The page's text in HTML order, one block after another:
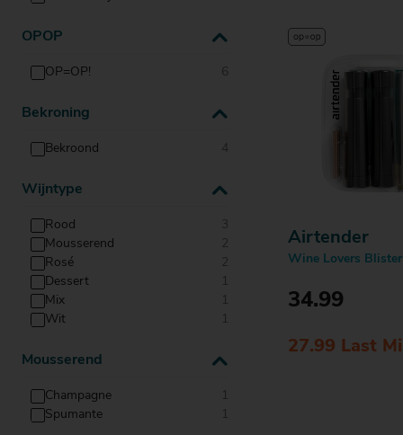
Klantenservice
OPOP
OP=OP! 6
Bekroning
Bekroond 4
Wijntype
Rood
3
Mousserend
2
Rosé
2
Dessert
1
Mix
1
Wit
1
Mousserend
Champagne
1
Spumante
1
Airtender
Wine Lovers
34.99
27.99 Last